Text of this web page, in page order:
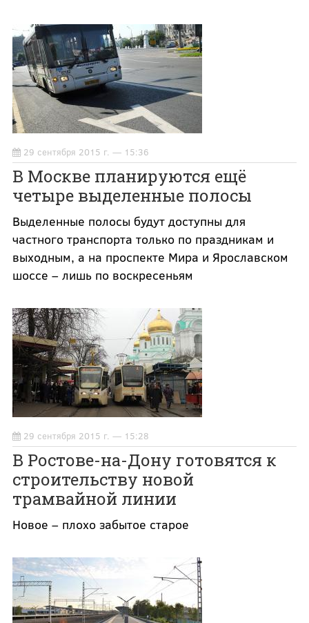
29 сентября 2015 г. — 15:36
В Москве планируются ещё
четыре выделенные полосы
Выделенные полосы будут доступны для
частного транспорта только по праздникам и
выходным, а на проспекте Мира и Ярославском
шоссе – лишь по воскресеньям
29 сентября 2015 г. — 15:28
В Ростове-на-Дону готовятся к
строительству новой
трамвайной линии
Новое – плохо забытое старое